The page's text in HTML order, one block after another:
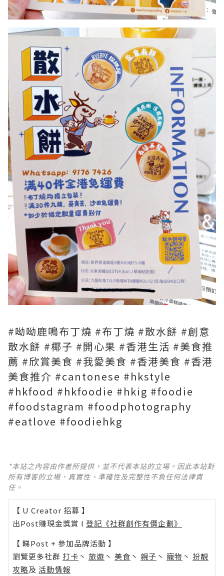
#呦呦鹿鳴布丁燒 #布丁燒 #散水餅 #創意
散水餅 #椰子 #開心果 #香港生活 #美食推
薦 #欣賞美食 #我愛美食 #香港美食 #香港
美食推介 #cantonese #hkstyle
#hkfood #hkfoodie #hkig #foodie
#foodstagram #foodphotography
#eatlove #foodiehkg
*本站之內容由作者所提供，並不代表本站的立場。因此本站對
所有博客的立場、真實性、準確性及完整性不負任何法律責
任。
【 U Creator 招募 】
出Post賺現金獎賞 l 登記《社群創作有價企劃》
【 睇Post + 參加品牌活動 】
瀏覽更多社群 打卡 丶 旅遊 丶 美食 丶 親子 丶 寵物 丶 扮靚
攻略及 活動情報